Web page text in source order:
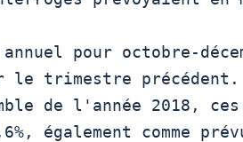
pour octobre-
le trimestre
également comme